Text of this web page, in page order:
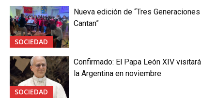
SOCIEDAD
Nueva edición de “Tres Generaciones
Cantan”
SOCIEDAD
Confirmado: El Papa León XIV visitará
la Argentina en noviembre